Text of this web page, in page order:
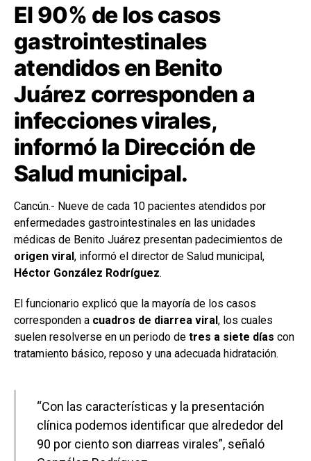
El 90% de los casos
gastrointestinales
atendidos en Benito
Juárez corresponden a
infecciones virales,
informó la Dirección de
Salud municipal.
Cancún.- Nueve de cada 10 pacientes atendidos por
enfermedades gastrointestinales en las unidades
médicas de Benito Juárez presentan padecimientos de
origen viral, informó el director de Salud municipal,
Héctor González Rodríguez.
El funcionario explicó que la mayoría de los casos
corresponden a cuadros de diarrea viral, los cuales
suelen resolverse en un periodo de tres a siete días con
tratamiento básico, reposo y una adecuada hidratación.
“Con las características y la presentación
clínica podemos identificar que alrededor del
90 por ciento son diarreas virales”, señaló